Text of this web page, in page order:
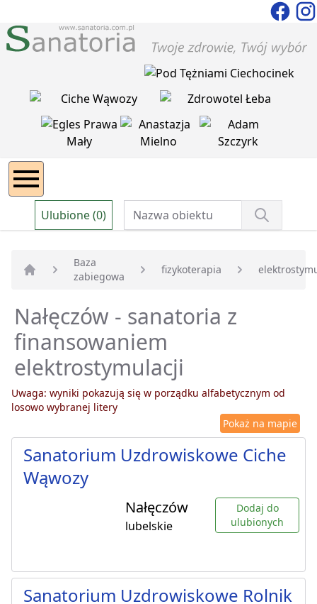
Ulubione (0)
Strona główna
Baza
zabiegowa
fizykoterapia
Nałęczów - sanatoria z
finansowaniem
elektrostymulacji
Uwaga: wyniki pokazują się w porządku alfabetycznym od
losowo wybranej litery
Pokaż na mapie
Sanatorium Uzdrowiskowe Ciche
Wąwozy
Nałęczów
lubelskie
Dodaj do
ulubionych
Sanatorium Uzdrowiskowe Rolnik